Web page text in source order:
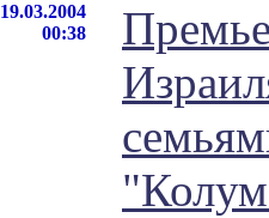
19.03.2004
00:38